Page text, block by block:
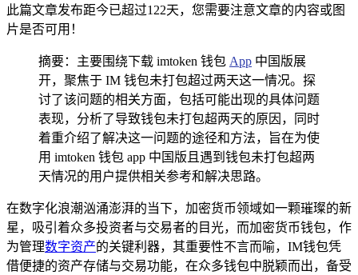
此篇文章发布距今已超过122天，您需要注意文章的内容或图
片是否可用！
摘要：主要围绕下载 imtoken 钱包 App 中国版展
开，聚焦于 IM 钱包未打包超过两天这一情况。探
讨了该问题的相关方面，包括可能出现的具体问题
表现，分析了导致钱包未打包超两天的原因，同时
着重介绍了解决这一问题的途径和方法，旨在为使
用 imtoken 钱包 app 中国版且遇到钱包未打包超两
天情况的用户提供相关参考和解决思路。
在数字化浪潮汹涌澎湃的当下，加密货币领域如一颗璀璨的新
星，吸引着众多投资者与交易者的目光，而加密货币钱包，作
为管理数字资产的关键利器，其重要性不言而喻，IM钱包凭
借便捷的资产存储与交易功能，在众多钱包中脱颖而出，备受